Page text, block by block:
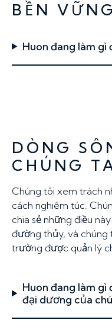
BỀN VỮNG
Huon đang làm gì
DÒNG
CHÚNG
Chúng tôi xem trách
cách nghiêm túc.
chia sẻ những điều này
đường thủy, và
trường được quản lý
Huon đang làm gì
đại dương của